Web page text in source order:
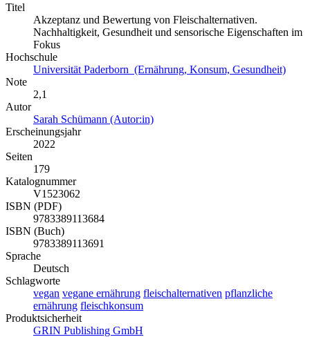
Titel
Akzeptanz und Bewertung von Fleischalternativen.
Nachhaltigkeit, Gesundheit und sensorische Eigenschaften im
Fokus
Hochschule
Universität Paderborn (Ernährung, Konsum, Gesundheit)
Note
2,1
Autor
Sarah Schümann (Autor:in)
Erscheinungsjahr
2022
Seiten
179
Katalognummer
V1523062
ISBN (PDF)
9783389113684
ISBN (Buch)
9783389113691
Sprache
Deutsch
Schlagworte
vegan vegane ernährung fleischalternativen pflanzliche
ernährung fleischkonsum
Produktsicherheit
GRIN Publishing GmbH